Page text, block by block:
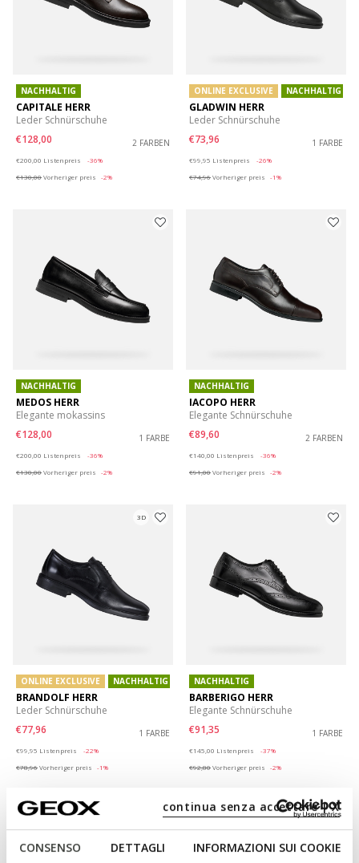
CONSENSO DETTAGLI INFORMAZIONI SUI COOKIE
continua senza accettare | X
NACHHALTIG
CAPITALE HERR
Leder Schnürschuhe
€128,00
2 FARBEN
€200,00 Listenpreis
-36%
€130,00Vorheriger preis -2%
ONLINE EXCLUSIVE NACHHALTIG
GLADWIN HERR
Leder Schnürschuhe
€73,96
1 FARBE
€99,95 Listenpreis
-26%
€74,96Vorheriger preis -1%
NACHHALTIG
MEDOS HERR
Elegante mokassins
€128,00
1 FARBE
€200,00 Listenpreis
-36%
€130,00Vorheriger preis -2%
NACHHALTIG
IACOPO HERR
Elegante Schnürschuhe
€89,60
2 FARBEN
€140,00 Listenpreis
-36%
€91,00Vorheriger preis -2%
3D
ONLINE EXCLUSIVE NACHHALTIG
BRANDOLF HERR
Leder Schnürschuhe
€77,96
1 FARBE
€99,95 Listenpreis
-22%
€78,96Vorheriger preis -1%
NACHHALTIG
BARBERIGO HERR
Elegante Schnürschuhe
€91,35
1 FARBE
€145,00 Listenpreis
-37%
€92,80Vorheriger preis -2%